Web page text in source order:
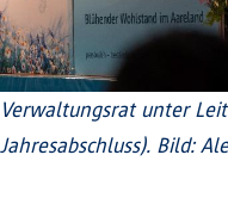
Verwaltungsrat unter
Jahresabschluss). Bild: